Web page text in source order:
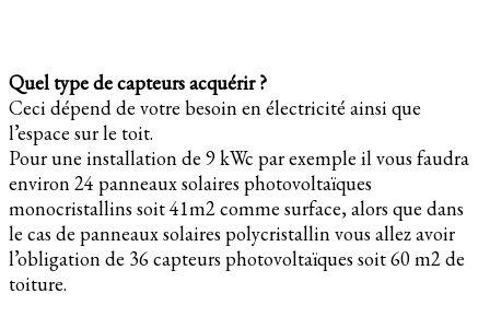
Quel type de capteurs acquérir ?
Ceci dépend de votre besoin en électricité ainsi que
l’espace sur le toit.
Pour une installation de 9 kWc par exemple il vous faudra
environ 24 panneaux solaires photovoltaïques
monocristallins soit 41m2 comme surface, alors que dans
le cas de panneaux solaires polycristallin vous allez avoir
l’obligation de 36 capteurs photovoltaïques soit 60 m2 de
toiture.